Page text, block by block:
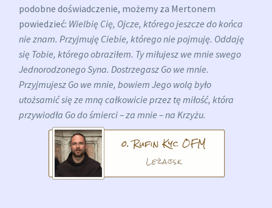
podobne doświadczenie, możemy za Mertonem
powiedzieć: Wielbię Cię, Ojcze, którego jeszcze do końca
nie znam. Przyjmuję Ciebie, którego nie pojmuję. Oddaję
się Tobie, którego obraziłem. Ty miłujesz we mnie swego
Jednorodzonego Syna. Dostrzegasz Go we mnie.
Przyjmujesz Go we mnie, bowiem Jego wolą było
utożsamić się ze mną całkowicie przez tę miłość, która
przywiodła Go do śmierci – za mnie – na Krzyżu.